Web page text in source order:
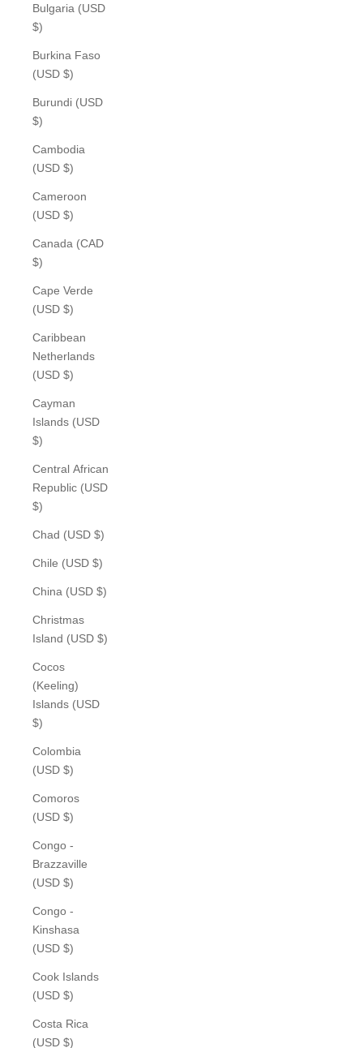
Bulgaria (USD
$)
Burkina Faso
(USD $)
Burundi (USD
$)
Cambodia
(USD $)
Cameroon
(USD $)
Canada (CAD
$)
Cape Verde
(USD $)
Caribbean
Netherlands
(USD $)
Cayman
Islands (USD
$)
Central African
Republic (USD
$)
Chad (USD $)
Chile (USD $)
China (USD $)
Christmas
Island (USD $)
Cocos
(Keeling)
Islands (USD
$)
Colombia
(USD $)
Comoros
(USD $)
Congo -
Brazzaville
(USD $)
Congo -
Kinshasa
(USD $)
Cook Islands
(USD $)
Costa Rica
(USD $)